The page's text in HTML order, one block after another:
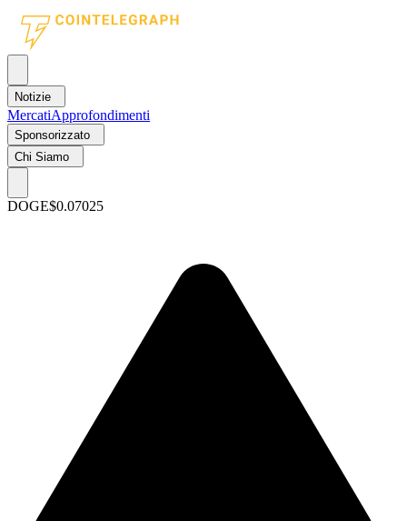
Notizie
MercatiApprofondimenti
Sponsorizzato
Chi Siamo
DOGE$0.07025